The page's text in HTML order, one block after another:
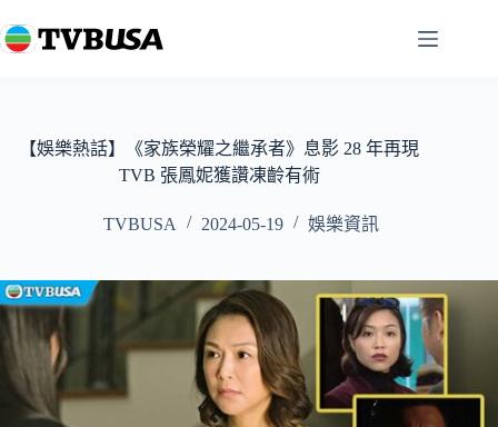
至
【娛樂熱話】《家族榮耀之繼承者》息影 28 年再現
TVB 張鳳妮獲讚凍齡有術
TVBUSA 2024-05-19 娛樂資訊